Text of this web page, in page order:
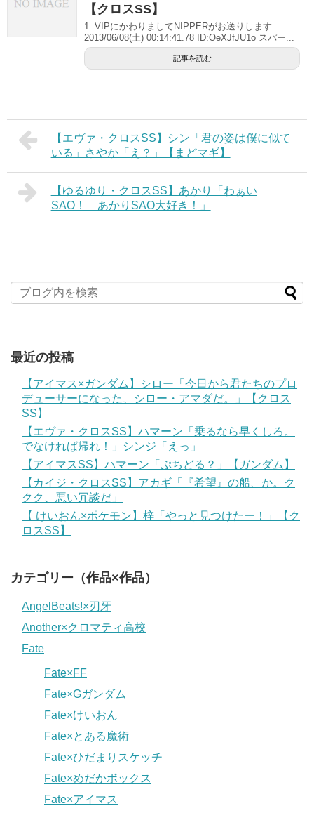
【クロスSS】
1: VIPにかわりましてNIPPERがお送りします
2013/06/08(土) 00:14:41.78 ID:OeXJfJU1o スパー...
記事を読む
【エヴァ・クロスSS】シン「君の姿は僕に似て
いる」さやか「え？」【まどマギ】
【ゆるゆり・クロスSS】あかり「わぁい
SAO！ あかりSAO大好き！」
最近の投稿
【アイマス×ガンダム】シロー「今日から君たちのプロ
デューサーになった、シロー・アマダだ。」【クロス
SS】
【エヴァ・クロスSS】ハマーン「乗るなら早くしろ。
でなければ帰れ！」シンジ「えっ」
【アイマスSS】ハマーン「ぷちどる？」【ガンダム】
【カイジ・クロスSS】アカギ「『希望』の船、か。ク
クク、悪い冗談だ」
【 けいおん×ポケモン】梓「やっと見つけたー！」【ク
ロスSS】
カテゴリー（作品×作品）
AngelBeats!×刃牙
Another×クロマティ高校
Fate
Fate×FF
Fate×Gガンダム
Fate×けいおん
Fate×とある魔術
Fate×ひだまりスケッチ
Fate×めだかボックス
Fate×アイマス